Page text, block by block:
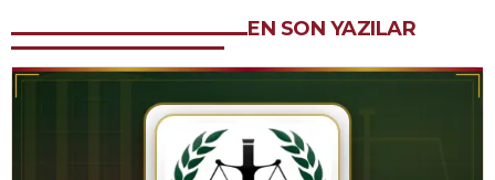
EN SON YAZILAR